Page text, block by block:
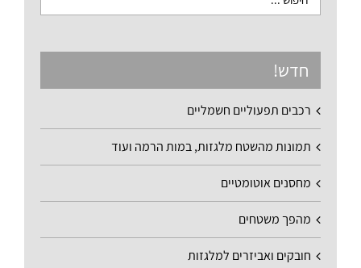
חדש!
רכבים תפעוליים חשמליים
תמונות מהשטח מלגזות, במות הרמה ועוד
מחסנים אוטומטיים
מהפך משטחים
חובקים ואביזרים למלגזות